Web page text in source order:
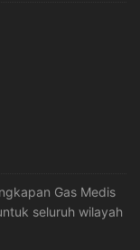
Gas Medis
seluruh wilayah